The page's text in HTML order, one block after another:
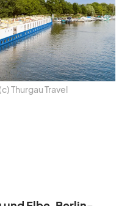
Thur­gau Tra­vel